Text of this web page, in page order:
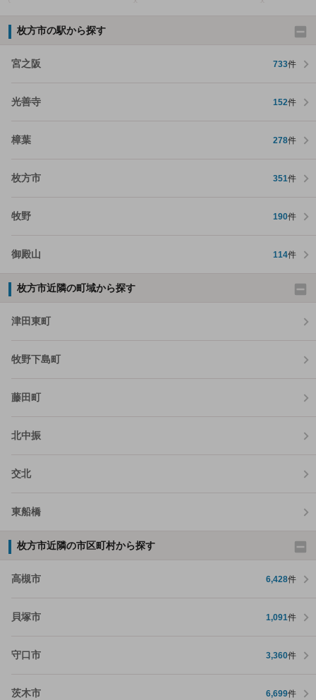
枚方市の駅から探す
宮之阪 733件
光善寺 152件
樟葉 278件
枚方市 351件
牧野 190件
御殿山 114件
枚方市近隣の町域から探す
津田東町
牧野下島町
藤田町
北中振
交北
東船橋
枚方市近隣の市区町村から探す
高槻市 6,428件
貝塚市 1,091件
守口市 3,360件
茨木市 6,699件